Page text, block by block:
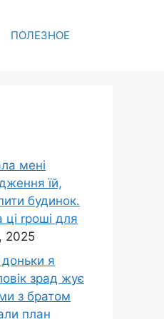
ПОЛЕЗНОЕ
мені
їй,
будинок.
rроші для
2025
доньки я
зpад жує
з братом
план